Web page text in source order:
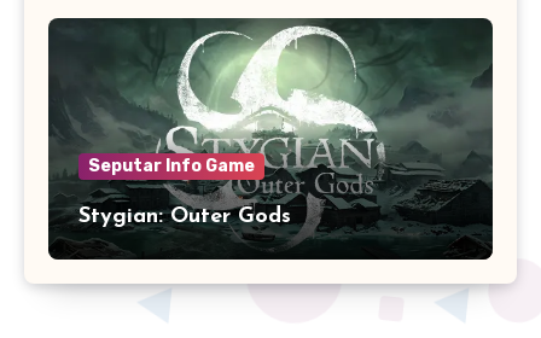
Seputar Info Game
Stygian: Outer Gods